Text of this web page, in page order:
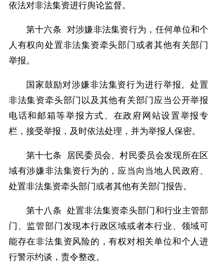
依法对非法集资进行舆论监督。
第十六条 对涉嫌非法集资行为，任何单位和个
人有权向处置非法集资牵头部门或者其他有关部门
举报。
国家鼓励对涉嫌非法集资行为进行举报。处置
非法集资牵头部门以及其他有关部门应当公开举报
电话和邮箱等举报方式、在政府网站设置举报专
栏，接受举报，及时依法处理，并为举报人保密。
第十七条 居民委员会、村民委员会发现所在区
域有涉嫌非法集资行为的，应当向当地人民政府、
处置非法集资牵头部门或者其他有关部门报告。
第十八条 处置非法集资牵头部门和行业主管部
门、监管部门发现本行政区域或者本行业、领域可
能存在非法集资风险的，有权对相关单位和个人进
行警示约谈，责令整改。